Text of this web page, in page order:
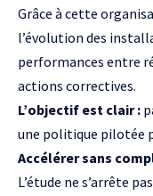
Grâce à cette
l’évolution des
performances entre
actions correctives.
L’objectif est clair :
une politique pilotée
Accélérer sans
L’étude ne s’arrête